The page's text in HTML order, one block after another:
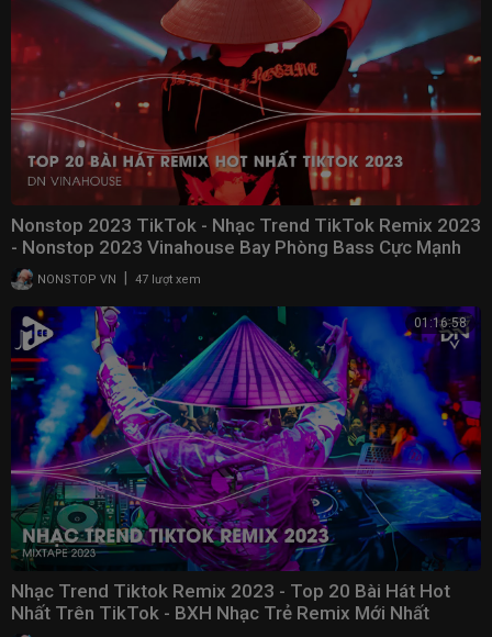
Nonstop 2023 TikTok - Nhạc Trend TikTok Remix 2023
- Nonstop 2023 Vinahouse Bay Phòng Bass Cực Mạnh
NONSTOP VN 47 lượt xem
01:16:58
Nhạc Trend Tiktok Remix 2023 - Top 20 Bài Hát Hot
Nhất Trên TikTok - BXH Nhạc Trẻ Remix Mới Nhất